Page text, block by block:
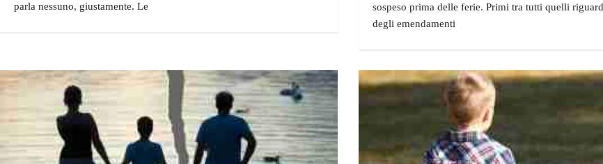
parla nessuno, giustamente. Le
sospeso prima delle ferie. Primi tra tutti quelli
degli emendamenti